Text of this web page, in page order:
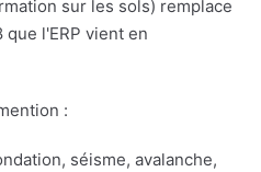
sur les sols) remplace
que l'ERP vient en
:
séisme, avalanche,